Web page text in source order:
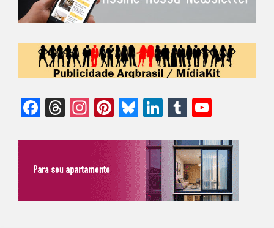
Facebook
Threads
Instagram
Pinterest
Bluesky
LinkedIn
Tumblr